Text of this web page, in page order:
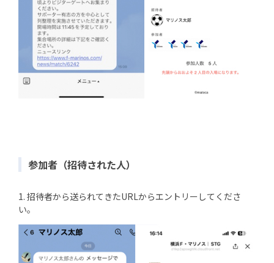
参加者（招待された人）
1. 招待者から送られてきたURLからエントリーしてくださ
い。